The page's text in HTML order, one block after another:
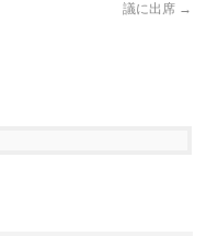
議に出席 →